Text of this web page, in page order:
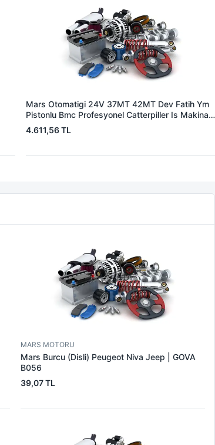
Mars Otomatigi 24V 37MT 42MT Dev Fatih Ym
Pistonlu Bmc Profesyonel Catterpiller Is Makinasi
| ZM 0361 | OEM 3604650RX 7T0258 7X1955
4.611,56 TL
MARS MOTORU
Mars Burcu (Disli) Peugeot Niva Jeep | GOVA
B056
39,07 TL